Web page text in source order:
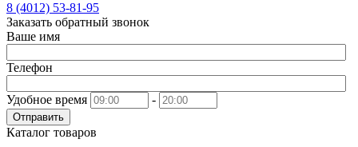
8 (4012) 53-81-95
Заказать обратный звонок
Ваше имя
Телефон
Удобное время -
Отправить
Каталог товаров